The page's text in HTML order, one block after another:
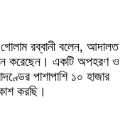
রব্বানী বলেন, আদালত
করেছেন। একটি অপহরণ ও
পাশাপাশি ১০ হাজার
করছি।